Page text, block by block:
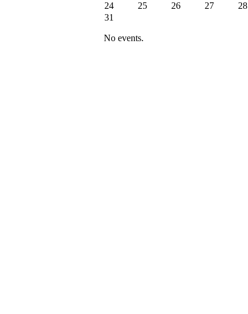
24
25 26 27 28
31
No events.